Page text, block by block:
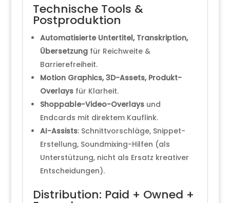
Technische Tools &
Postproduktion
Automatisierte Untertitel, Transkription,
Übersetzungfür Reichweite &
Barrierefreiheit.
Motion Graphics, 3D-Assets, Produkt-
Overlaysfür Klarheit.
Shoppable-Video-Overlaysund
Endcards mit direktem Kauflink.
AI-Assists: Schnittvorschläge, Snippet-
Erstellung, Soundmixing-Hilfen (als
Unterstützung, nicht als Ersatz kreativer
Entscheidungen).
Distribution: Paid + Owned +